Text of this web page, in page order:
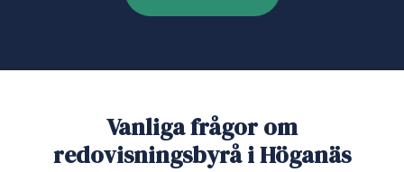
Vanliga frågor om
redovisningsbyrå i Höganäs